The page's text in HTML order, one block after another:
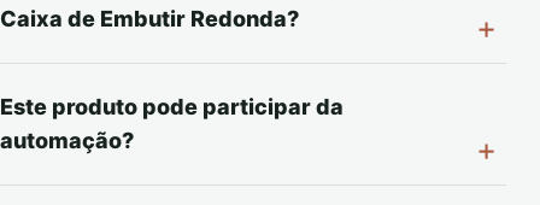
Caixa de Embutir Redonda?
Este produto pode participar da
automação?